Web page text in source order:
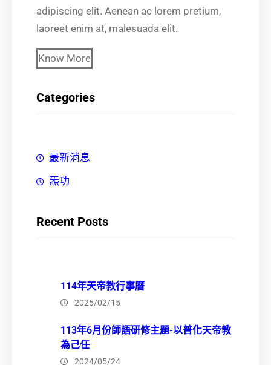
adipiscing elit. Aenean ac lorem pretium,
laoreet enim at, malesuada elit.
Know More
Categories
最新消息
炁功
Recent Posts
114年天帝教行事曆
2025/02/15
113年6月份師語研修主題-以普化天帝教
為己任
2024/05/24